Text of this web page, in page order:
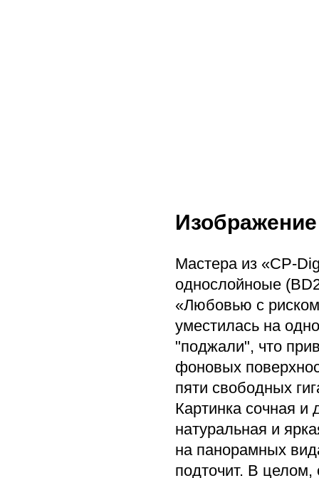
Изображение
Мастера из «CP-
однослойноые
«Любовью с
уместилась на
"поджали", что
фоновых
пяти свободных
Картинка сочная и
натуральная и
на панорамных
подточит. В